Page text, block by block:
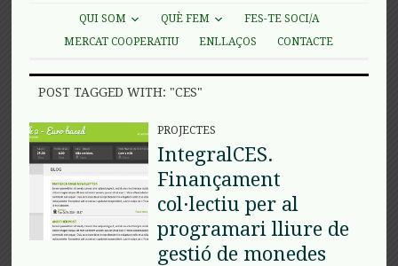
QUI SOM QUÈ FEM
FES-TE SOCI/A
MERCAT COOPERATIU
ENLLAÇOS CONTACTE
POST TAGGED WITH: "CES"
PROJECTES
IntegralCES.
Finançament
col·lectiu per al
programari lliure de
gestió de monedes